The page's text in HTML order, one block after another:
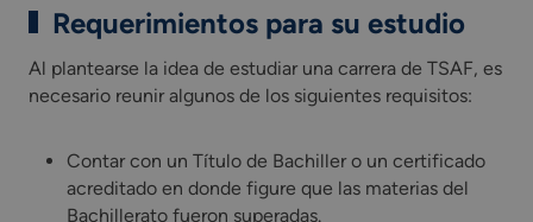
Requerimientos para su estudio
Al plantearse la idea de estudiar una carrera de TSAF, es
necesario reunir algunos de los siguientes requisitos:
Contar con un Título de Bachiller o un certificado
acreditado en donde figure que las materias del
Bachillerato fueron superadas.